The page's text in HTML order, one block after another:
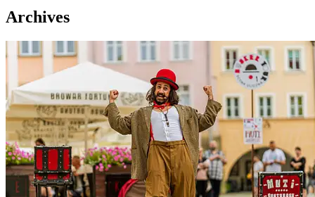
Archives